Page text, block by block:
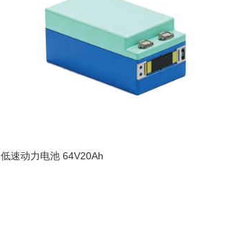
低速动力电池 64V20Ah